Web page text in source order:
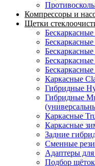
Компрессоры и
Щетки
Каркасные
Гибридные
Гибридные
Каркасные
Каркасные
Задние
Сменные
Адаптеры для
Подбор щёток